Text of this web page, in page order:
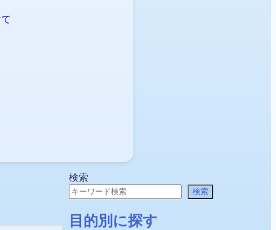
検索
検索
目的別に探す